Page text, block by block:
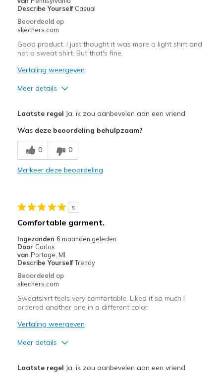
Describe Yourself Casual
Beoordeeld op
skechers.com
Good product. I just thought it was more a light shirt and
not a sweat shirt. But that's fine.
Vertaling weergeven
Meer details
Beste toepassingen
Going Out
View On Shoes
Shoes are for Wearing
Laatste regel Ja, ik zou aanbevelen aan een vriend
Was deze beoordeling behulpzaam?
0 0
Markeer deze beoordeling
5
Comfortable garment.
Ingezonden 6 maanden geleden
Door Carlos
van Portage, MI
Describe YourselfTrendy
Beoordeeld op
skechers.com
Sweatshirt feels very comfortable. Liked it so much I
ordered another one in a different color.
Vertaling weergeven
Meer details
Laatste regel Ja, ik zou aanbevelen aan een vriend